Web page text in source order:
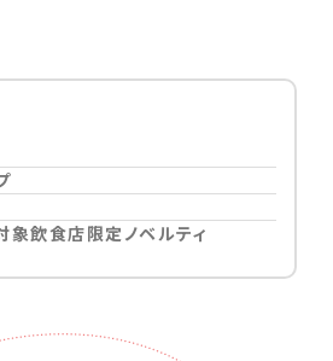
象飲食店限定ノベルティ